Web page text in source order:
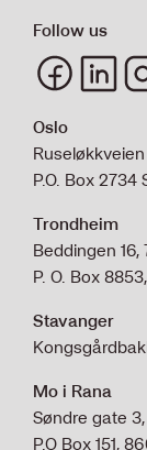
Follow us
Oslo
P.O. Box 2734
Trondheim
Beddingen
P. O. Box
Stavanger
Mo i Rana
Søndre gate
P.O Box 151,